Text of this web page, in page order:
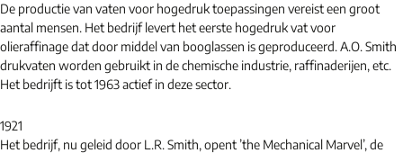
De productie van vaten voor hogedruk toepassingen vereist een groot
aantal mensen. Het bedrijf levert het eerste hogedruk vat voor
olieraffinage dat door middel van booglassen is geproduceerd. A.O. Smith
drukvaten worden gebruikt in de chemische industrie, raffinaderijen, etc.
Het bedrijft is tot 1963 actief in deze sector.
1921
Het bedrijf, nu geleid door L.R. Smith, opent ’the Mechanical Marvel’, de